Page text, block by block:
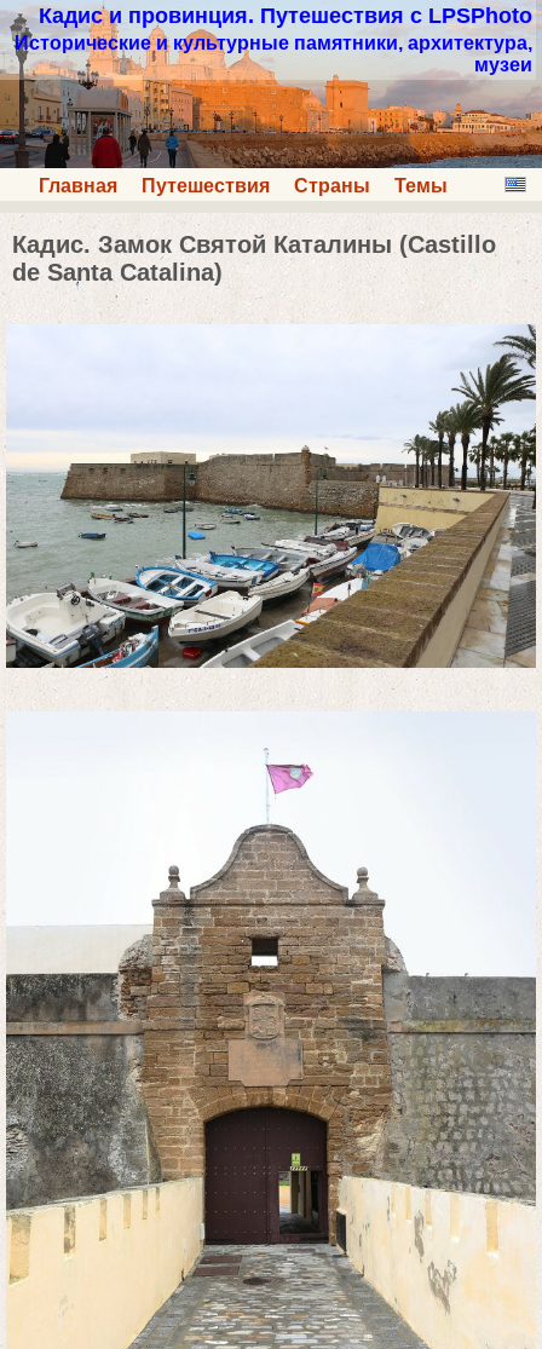
Кадис и провинция. Путешествия с LPSPhoto
Исторические и культурные памятники, архитектура,
музеи
Главная Путешествия Страны Темы
Кадис. Замок Святой Каталины (Castillo
de Santa Catalina)